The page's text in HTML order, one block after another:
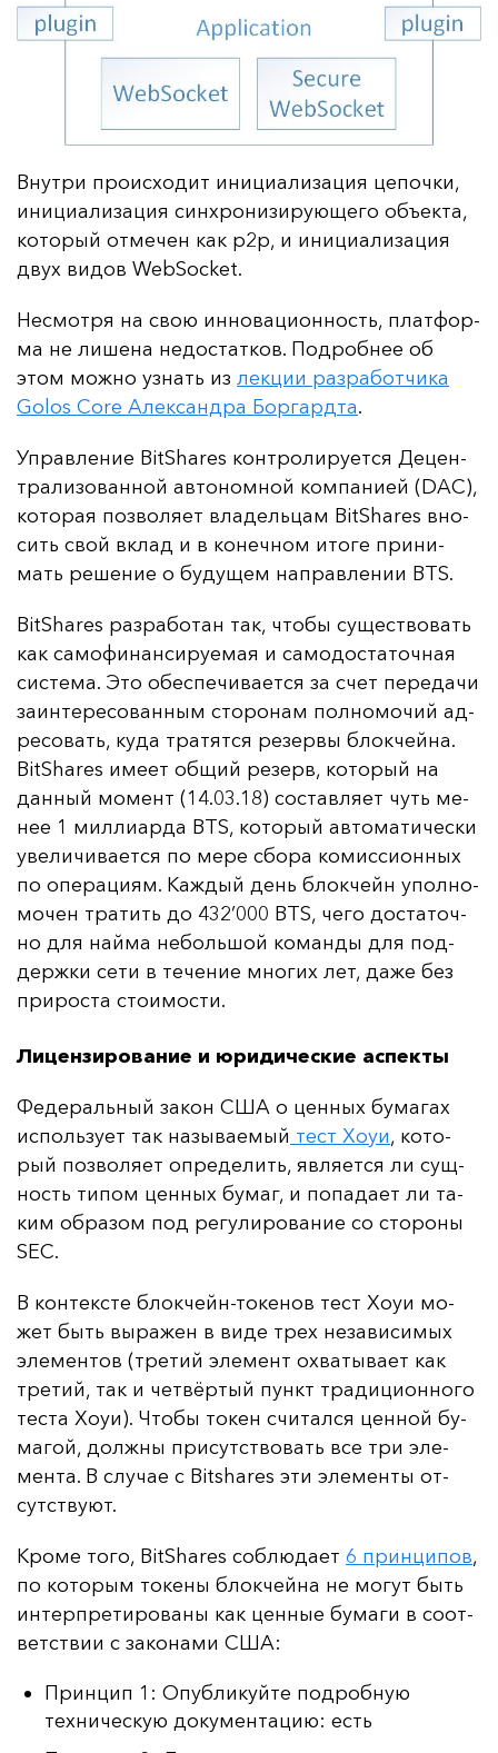
Внут­ри про­ис­хо­дит ини­ци­али­за­ция це­поч­ки,
ини­ци­али­за­ция син­хро­ни­зи­ру­юще­го объ­ек­та,
ко­то­рый от­ме­чен как p2p, и ини­ци­али­за­ция
двух ви­дов WebSocket.
Нес­мот­ря на свою ин­но­ва­ци­он­ность, плат­фор­
ма не ли­ше­на не­дос­тат­ков. Под­роб­нее об
этом мож­но уз­нать из лек­ции раз­ра­бот­чи­ка
Golos Core Алек­сан­дра Бор­гар­дта.
Уп­рав­ле­ние BitShares кон­тро­ли­ру­ет­ся Де­цен­
тра­ли­зо­ван­ной ав­то­ном­ной ком­па­ни­ей (DAC),
ко­то­рая поз­во­ля­ет вла­дель­цам BitShares вно­
сить свой вклад и в ко­неч­ном ито­ге при­ни­
мать ре­ше­ние о бу­ду­щем нап­рав­ле­нии BTS.
BitShares раз­ра­бо­тан так, что­бы су­щес­тво­вать
как са­мо­фи­нан­си­ру­емая и са­мо­дос­та­точ­ная
сис­те­ма. Это обес­пе­чи­ва­ет­ся за счет пе­ре­да­чи
за­ин­те­ре­со­ван­ным сто­ро­нам пол­но­мо­чий ад­
ре­со­вать, ку­да тра­тят­ся ре­зер­вы блок­чей­на.
BitShares име­ет об­щий ре­зерв, ко­то­рый на
дан­ный мо­мент (14.03.18) сос­тав­ля­ет чуть ме­
нее 1 мил­ли­ар­да BTS, ко­то­рый ав­то­ма­ти­чес­ки
уве­ли­чи­ва­ет­ся по ме­ре сбо­ра ко­мис­си­он­ных
по опе­ра­ци­ям. Каж­дый день блок­чейн упол­но­
мо­чен тра­тить до 432’000 BTS, че­го дос­та­точ­
но для най­ма не­боль­шой ко­ман­ды для под­
дер­жки се­ти в те­че­ние мно­гих лет, да­же без
при­рос­та сто­имос­ти.
Лицензирование и юридические аспекты
Фе­де­раль­ный за­кон США о цен­ных бу­ма­гах
ис­поль­зу­ет так на­зы­ва­емый тест Хо­уи, ко­то­
рый поз­во­ля­ет оп­ре­де­лить, яв­ля­ет­ся ли сущ­
ность ти­пом цен­ных бу­маг, и по­па­да­ет ли та­
ким об­ра­зом под ре­гу­ли­ро­ва­ние со сто­ро­ны
SEC.
В кон­тек­сте блок­чейн-то­ке­нов тест Хо­уи мо­
жет быть вы­ра­жен в ви­де трех не­за­ви­си­мых
эле­мен­тов (тре­тий эле­мент ох­ва­ты­ва­ет как
тре­тий, так и чет­вёр­тый пункт тра­ди­ци­он­но­го
тес­та Хо­уи). Что­бы то­кен счи­тал­ся цен­ной бу­
ма­гой, дол­жны при­сутс­тво­вать все три эле­
мен­та. В слу­чае с Bitshares эти эле­мен­ты от­
сутс­тву­ют.
Кро­ме то­го, BitShares соб­лю­да­ет 6 прин­ци­пов,
по ко­то­рым то­ке­ны блок­чей­на не мо­гут быть
ин­тер­пре­ти­ро­ва­ны как цен­ные бу­ма­ги в со­от­
ветс­твии с за­ко­на­ми США:
Принцип 1: Опубликуйте подробную
техническую документацию: есть